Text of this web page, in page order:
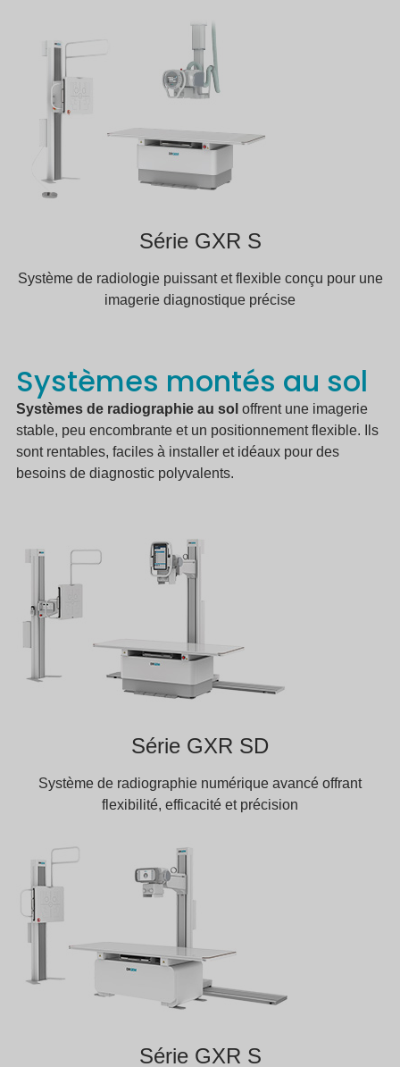
Série GXR S
Système de radiologie puissant et flexible conçu pour une
imagerie diagnostique précise
Systèmes montés au sol
Systèmes de radiographie au sol offrent une imagerie
stable, peu encombrante et un positionnement flexible. Ils
sont rentables, faciles à installer et idéaux pour des
besoins de diagnostic polyvalents.
Série GXR SD
Système de radiographie numérique avancé offrant
flexibilité, efficacité et précision
Série GXR S